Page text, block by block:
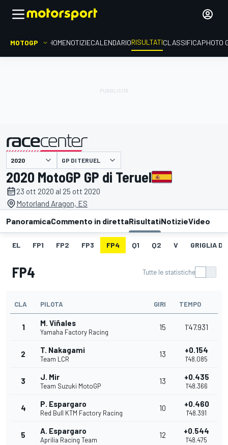
MOTOGP HOMENOTIZIECALENDARIORISULTATICLASSIFICAPHOTO
presentato da GP DI TERUEL
2020 MotoGP GP di Teruel
23 ott 2020 al 25 ott 2020
Motorland Aragon, ES
PanoramicaCommento in direttaRisultatiNotizieVideo
EL FP1 FP2 FP3 FP4 Q1 Q2 V GRIGLIA DI
FP4 Tutte le statistiche
CLA PILOTA GIRI TEMPO
1 M. Viñales
Yamaha Factory Racing
15 1'47.931
2 T. Nakagami
Team LCR
13 +0.154
1'48.085
3 J. Mir
Team Suzuki MotoGP
13 +0.435
1'48.366
4 P. Espargaro
Red Bull KTM Factory Racing
10 +0.460
1'48.391
5 A. Espargaro
Aprilia Racing Team
12 +0.544
1'48.475